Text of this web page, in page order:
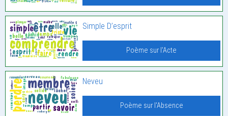
Simple D’esprit
Poème sur l'Acte
Neveu
Poème sur l'Absence